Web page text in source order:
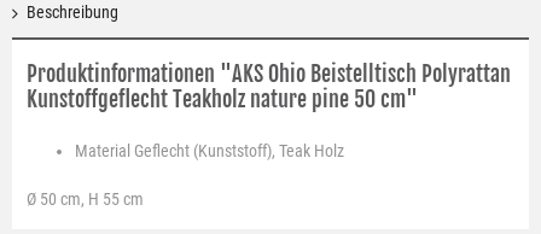
Beschreibung
Produktinformationen "AKS Ohio Beistelltisch Polyrattan
Kunstoffgeflecht Teakholz nature pine 50 cm"
Material Geflecht (Kunststoff), Teak Holz
Ø 50 cm, H 55 cm